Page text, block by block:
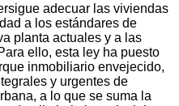
adecuar las viviendas
a los estándares de
planta actuales y a las
ello, esta ley ha puesto
inmobiliario envejecido,
y urgentes de
a lo que se suma la